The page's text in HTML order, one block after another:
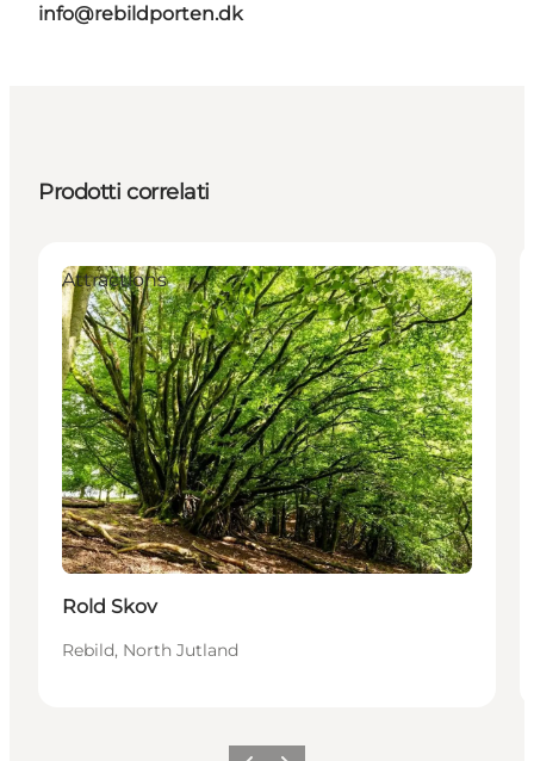
info@rebildporten.dk
Prodotti correlati
Attractions
Rold Skov
Rebild, North Jutland